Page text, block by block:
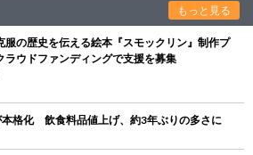
もっと見る
服の歴史を伝える絵本『スモックリン』制作プ
ウドファンディングで支援を募集
本格化 飲食料品値上げ、約3年ぶりの多さに